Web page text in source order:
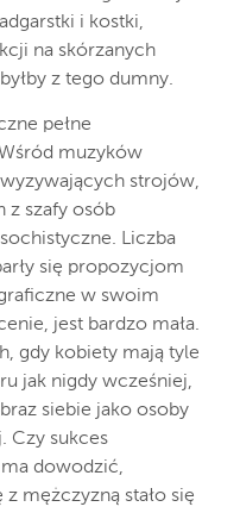
i kostki,
na skórzanych
z tego dumny.
pełne
muzyków
strojów,
z szafy osób
Liczba
się propozycjom
w swoim
jest bardzo mała.
gdy kobiety mają tyle
jak nigdy wcześniej,
siebie jako osoby
Czy sukces
ma dowodzić,
mężczyzną stało się